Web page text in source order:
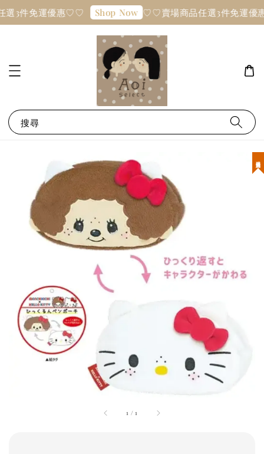
3件免運優惠♡♡ Shop Now ♡♡賣場商品任選3件免運優
搜尋
1 /1